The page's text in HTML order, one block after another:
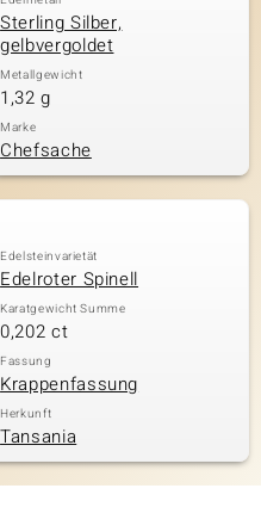
Sterling Silber,
gelbvergoldet
Metallgewicht
1,32 g
Marke
Chefsache
Edelsteinvarietät
Edelroter Spinell
Karatgewicht Summe
0,202 ct
Fassung
Krappenfassung
Herkunft
Tansania